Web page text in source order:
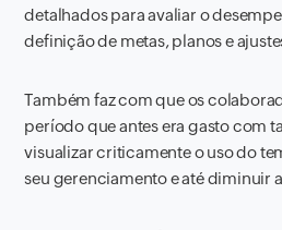
detalhados para avaliar o
definição de metas, planos e
Também faz com que os
período que antes era gasto com
visualizar criticamente o uso do
seu gerenciamento e até diminuir